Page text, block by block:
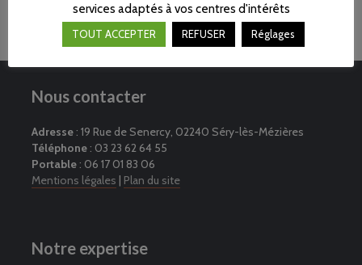
Nous contacter
Adresse : 19 Rue de Senercy, 02240 Séry-lès-Mézières
Téléphone : 03 23 62 64 55
Portable : 06 17 01 83 06
Mentions légales | Plan du site
Notre expertise
services adaptés à vos centres d'intérêts
TOUT ACCEPTER REFUSER Réglages